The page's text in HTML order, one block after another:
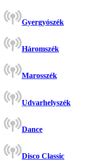
Gyergyószék
Háromszék
Marosszék
Udvarhelyszék
Dance
Disco Classic